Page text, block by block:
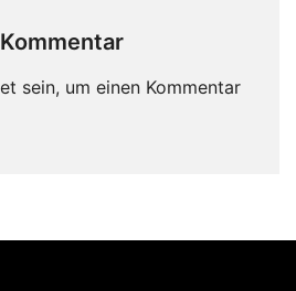
sein, um einen Kommentar